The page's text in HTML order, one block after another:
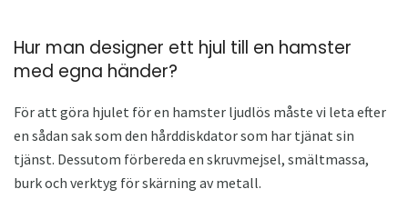
Hur man designer ett hjul till en hamster
med egna händer?
För att göra hjulet för en hamster ljudlös måste vi leta efter
en sådan sak som den hårddiskdator som har tjänat sin
tjänst. Dessutom förbereda en skruvmejsel, smältmassa,
burk och verktyg för skärning av metall.